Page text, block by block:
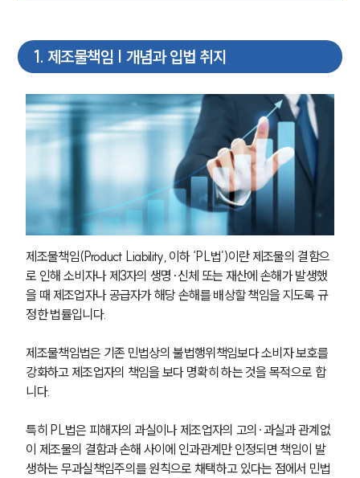
1. 제조물책임 | 개념과 입법 취지
제조물책임(Product Liability, 이하 ‘PL법’)이란 제조물의 결함으
로 인해 소비자나 제3자의 생명·신체 또는 재산에 손해가 발생했
을 때 제조업자나 공급자가 해당 손해를 배상할 책임을 지도록 규
정한 법률입니다.
제조물책임법은 기존 민법상의 불법행위책임보다 소비자 보호를
강화하고 제조업자의 책임을 보다 명확히 하는 것을 목적으로 합
니다.
특히 PL법은 피해자의 과실이나 제조업자의 고의·과실과 관계없
이 제조물의 결함과 손해 사이에 인과관계만 인정되면 책임이 발
생하는 무과실책임주의를 원칙으로 채택하고 있다는 점에서 민법